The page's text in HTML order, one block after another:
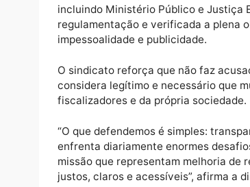
por que um sistema baseado
ordem objetiva de convocação.
marcado pelo ambiente pré-
benefícios financeiros e
possível, evitando qualquer
Por esse motivo, a entidade
incluindo Ministério Público e
regulamentação e verificada a